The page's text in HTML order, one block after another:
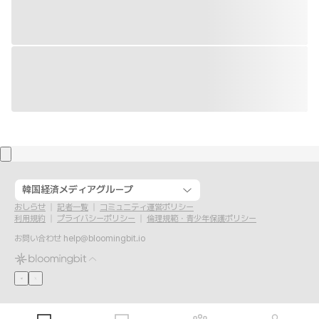
韓国経済メディアグループ
おしらせ 記者一覧
コミュニティ運営ポリシー
利用規約
プライバシーポリシー
倫理規範・青少年保護ポリシー
お問い合わせ help@bloomingbit.io